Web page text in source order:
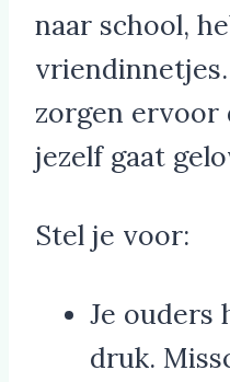
naar school,
zorgen
jezelf gaat
Stel je voor:
Je ouders
druk.